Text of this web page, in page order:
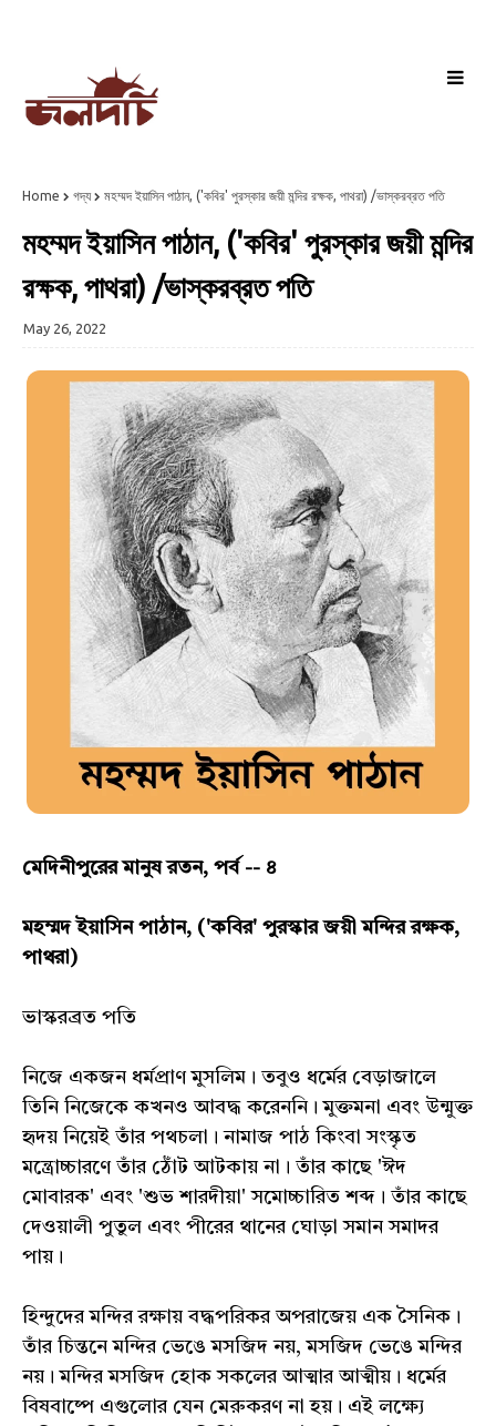
Home গদ্য মহম্মদ ইয়াসিন পাঠান, ('কবির' পুরস্কার জয়ী মন্দির রক্ষক, পাথরা) /ভাস্করব্রত পতি
মহম্মদ ইয়াসিন পাঠান, ('কবির' পুরস্কার জয়ী মন্দির
রক্ষক, পাথরা) /ভাস্করব্রত পতি
May 26, 2022
মেদিনীপুরের মানুষ রতন, পর্ব -- ৪
মহম্মদ ইয়াসিন পাঠান, ('কবির' পুরস্কার জয়ী মন্দির রক্ষক,
পাথরা)
ভাস্করব্রত পতি
নিজে একজন ধর্মপ্রাণ মুসলিম। তবুও ধর্মের বেড়াজালে
তিনি নিজেকে কখনও আবদ্ধ করেননি। মুক্তমনা এবং উন্মুক্ত
হৃদয় নিয়েই তাঁর পথচলা। নামাজ পাঠ কিংবা সংস্কৃত
মন্ত্রোচ্চারণে তাঁর ঠোঁট আটকায় না। তাঁর কাছে 'ঈদ
মোবারক' এবং 'শুভ শারদীয়া' সমোচ্চারিত শব্দ। তাঁর কাছে
দেওয়ালী পুতুল এবং পীরের থানের ঘোড়া সমান সমাদর
পায়।
হিন্দুদের মন্দির রক্ষায় বদ্ধপরিকর অপরাজেয় এক সৈনিক।
তাঁর চিন্তনে মন্দির ভেঙে মসজিদ নয়, মসজিদ ভেঙে মন্দির
নয়। মন্দির মসজিদ হোক সকলের আত্মার আত্মীয়। ধর্মের
বিষবাষ্পে এগুলোর যেন মেরুকরণ না হয়। এই লক্ষ্যে